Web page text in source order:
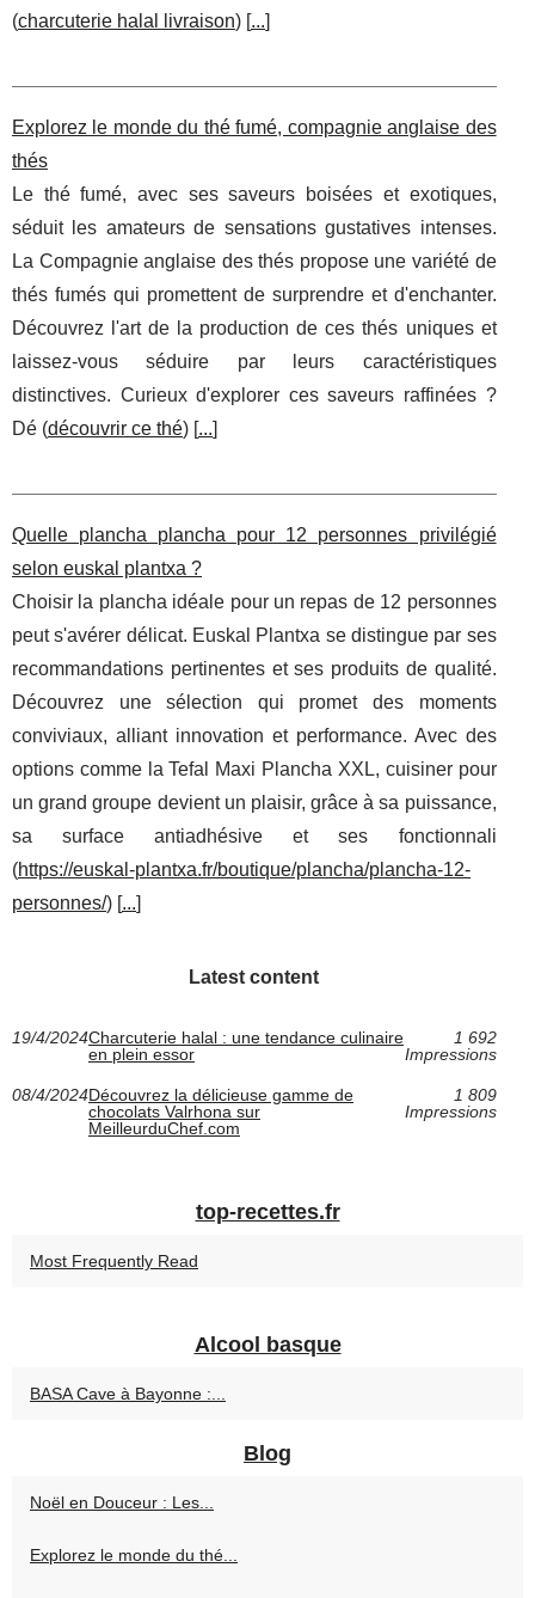
(charcuterie halal livraison) [...]
Explorez le monde du thé fumé, compagnie anglaise des
thés
Le thé fumé, avec ses saveurs boisées et exotiques,
séduit les amateurs de sensations gustatives intenses.
La Compagnie anglaise des thés propose une variété de
thés fumés qui promettent de surprendre et d'enchanter.
Découvrez l'art de la production de ces thés uniques et
laissez-vous séduire par leurs caractéristiques
distinctives. Curieux d'explorer ces saveurs raffinées ?
Dé (découvrir ce thé) [...]
Quelle plancha plancha pour 12 personnes privilégié
selon euskal plantxa ?
Choisir la plancha idéale pour un repas de 12 personnes
peut s'avérer délicat. Euskal Plantxa se distingue par ses
recommandations pertinentes et ses produits de qualité.
Découvrez une sélection qui promet des moments
conviviaux, alliant innovation et performance. Avec des
options comme la Tefal Maxi Plancha XXL, cuisiner pour
un grand groupe devient un plaisir, grâce à sa puissance,
sa surface antiadhésive et ses fonctionnali
(https://euskal-plantxa.fr/boutique/plancha/plancha-12-
personnes/) [...]
Latest content
19/4/2024Charcuterie halal : une tendance culinaire
en plein essor
1 692
Impressions
08/4/2024Découvrez la délicieuse gamme de
chocolats Valrhona sur
MeilleurduChef.com
1 809
Impressions
top-recettes.fr
Most Frequently Read
Alcool basque
BASA Cave à Bayonne :...
Blog
Noël en Douceur : Les...
Explorez le monde du thé...